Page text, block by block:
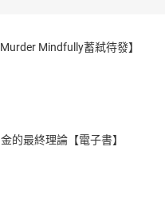
Mindfully蓄弒待發】
的最終理論【電子書】